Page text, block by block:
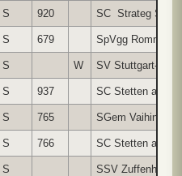
S 920 SC Strateg
S 679 SpVgg
S W SV Stuttgart-
S 937 SC Stetten a.d.F.
S 765 SGem Vaihingen-
S 766 SC Stetten a.d.F.
S SSV